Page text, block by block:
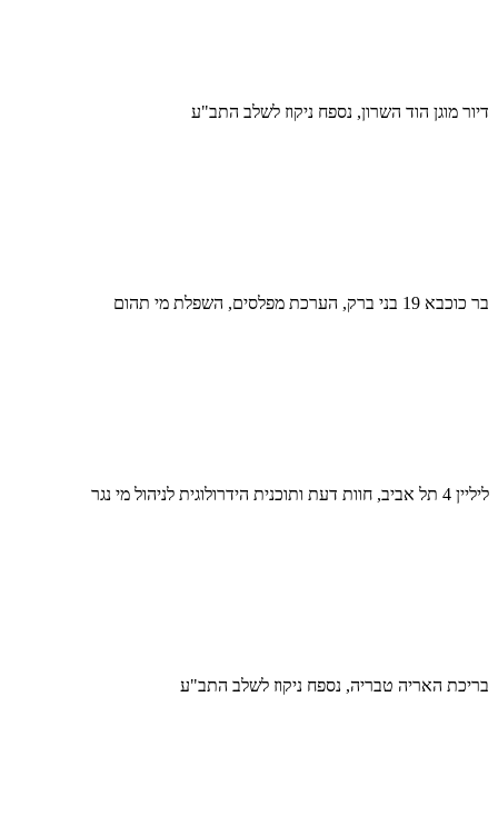
דיור מוגן הוד השרון, נספח ניקוז לשלב התב"ע
בר כוכבא 19 בני ברק, הערכת מפלסים, השפלת מי תהום
ליליין 4 תל אביב, חוות דעת ותוכנית הידרולוגית לניהול מי נגר
בריכת האריה טבריה, נספח ניקוז לשלב התב"ע